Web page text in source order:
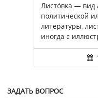
Листо́вка — вид
политической
литературы,
иногда с
ЗАДАТЬ ВОПРОС